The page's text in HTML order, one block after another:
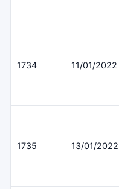
1734 11/01/2022
1735 13/01/2022